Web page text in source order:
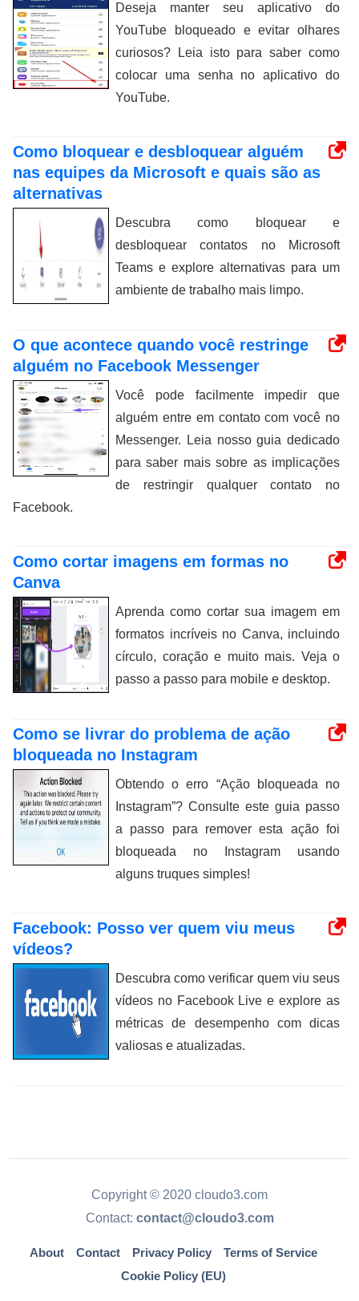
Deseja manter seu aplicativo do
YouTube bloqueado e evitar olhares
curiosos? Leia isto para saber como
colocar uma senha no aplicativo do
YouTube.
Como bloquear e desbloquear alguém
nas equipes da Microsoft e quais são as
alternativas
Descubra como bloquear e
desbloquear contatos no Microsoft
Teams e explore alternativas para um
ambiente de trabalho mais limpo.
O que acontece quando você restringe
alguém no Facebook Messenger
Você pode facilmente impedir que
alguém entre em contato com você no
Messenger. Leia nosso guia dedicado
para saber mais sobre as implicações
de restringir qualquer contato no
Facebook.
Como cortar imagens em formas no
Canva
Aprenda como cortar sua imagem em
formatos incríveis no Canva, incluindo
círculo, coração e muito mais. Veja o
passo a passo para mobile e desktop.
Como se livrar do problema de ação
bloqueada no Instagram
Obtendo o erro “Ação bloqueada no
Instagram”? Consulte este guia passo
a passo para remover esta ação foi
bloqueada no Instagram usando
alguns truques simples!
Facebook: Posso ver quem viu meus
vídeos?
Descubra como verificar quem viu seus
vídeos no Facebook Live e explore as
métricas de desempenho com dicas
valiosas e atualizadas.
Copyright © 2020 cloudo3.com
Contact: contact@cloudo3.com
About Contact Privacy Policy
Terms of Service
Cookie Policy (EU)